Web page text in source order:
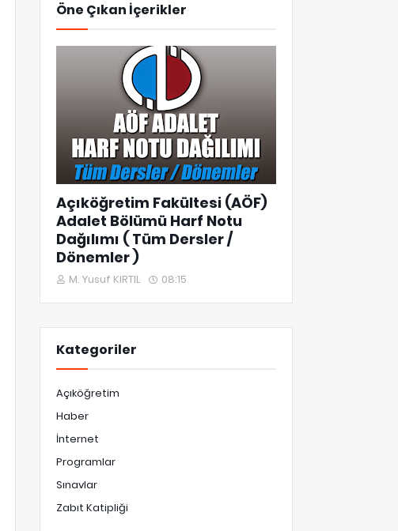
Öne Çıkan İçerikler
Açıköğretim Fakültesi (AÖF)
Adalet Bölümü Harf Notu
Dağılımı ( Tüm Dersler /
Dönemler )
M. Yusuf KIRTIL 08:15
Kategoriler
Açıköğretim
Haber
İnternet
Programlar
Sınavlar
Zabıt Katipliği